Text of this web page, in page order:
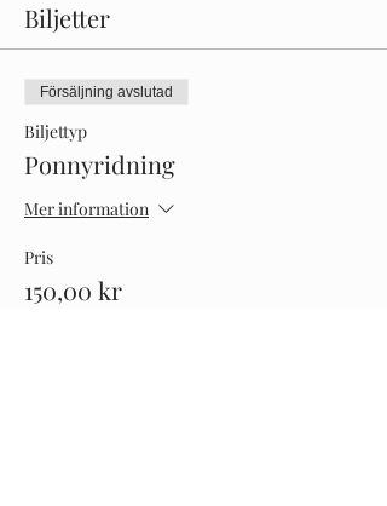
Biljetter
Försäljning avslutad
Biljettyp
Ponnyridning
Mer information
Pris
150,00 kr